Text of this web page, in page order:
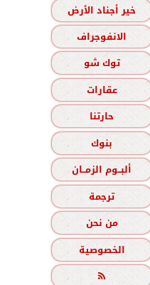
خير أجناد الأرض
الانفوجراف
توك شو
عقارات
حارتنا
بنوك
ألبــوم الزمــان
ترجمة
من نحن
الخصوصية
